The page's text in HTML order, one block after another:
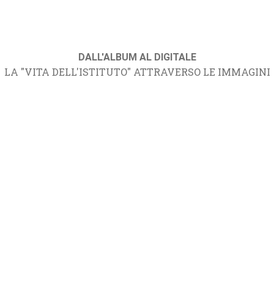
DALL'ALBUM AL DIGITALE
LA "VITA DELL'ISTITUTO" ATTRAVERSO LE IMMAGINI